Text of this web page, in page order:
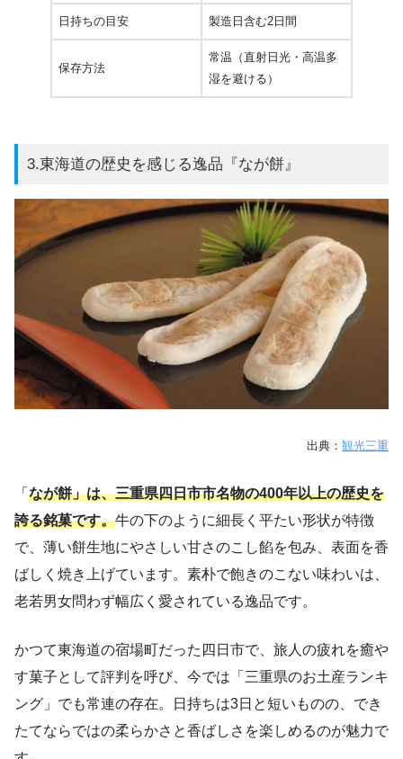
日持ちの目安 製造日含む2日間
保存方法
常温（直射日光・高温多
湿を避ける）
3.東海道の歴史を感じる逸品『なが餅』
出典： 観光三重
「 なが餅」は、三重県四日市市名物の400年以上の歴史を
誇る銘菓です。牛の下のように細長く平たい形状が特徴
で、薄い餅生地にやさしい甘さのこし餡を包み、表面を香
ばしく焼き上げています。素朴で飽きのこない味わいは、
老若男女問わず幅広く愛されている逸品です。
かつて東海道の宿場町だった四日市で、旅人の疲れを癒や
す菓子として評判を呼び、今では「三重県のお土産ランキ
ング」でも常連の存在。日持ちは3日と短いものの、でき
たてならではの柔らかさと香ばしさを楽しめるのが魅力で